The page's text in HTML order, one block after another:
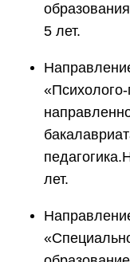
5 лет.
лет.